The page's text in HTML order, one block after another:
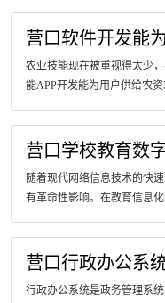
营口软件开发能
农业技能现在被重视得太少
能APP开发能为用户供给农
营口学校教育数
随着现代网络信息技术的快
有革命性影响。在教育信息
营口行政办公系
行政办公系统是政务管理系